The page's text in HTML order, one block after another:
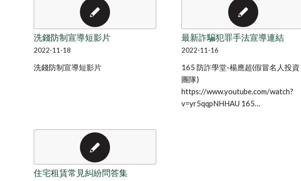
洗錢防制宣導短影片
2022-11-18
洗錢防制宣導短影片
最新詐騙犯罪手法宣導連結
2022-11-16
165 防詐學堂-楊應超(假冒名人投資
團隊)
https://www.youtube.com/watch?
v=yr5qqpNHHAU 165…
住宅租賃常見糾紛問答集